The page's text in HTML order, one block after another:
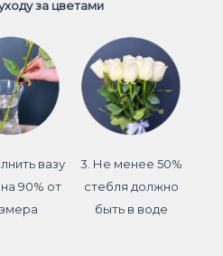
за цветами
вазу
90% от
3. Не менее 50%
стебля должно
быть в воде